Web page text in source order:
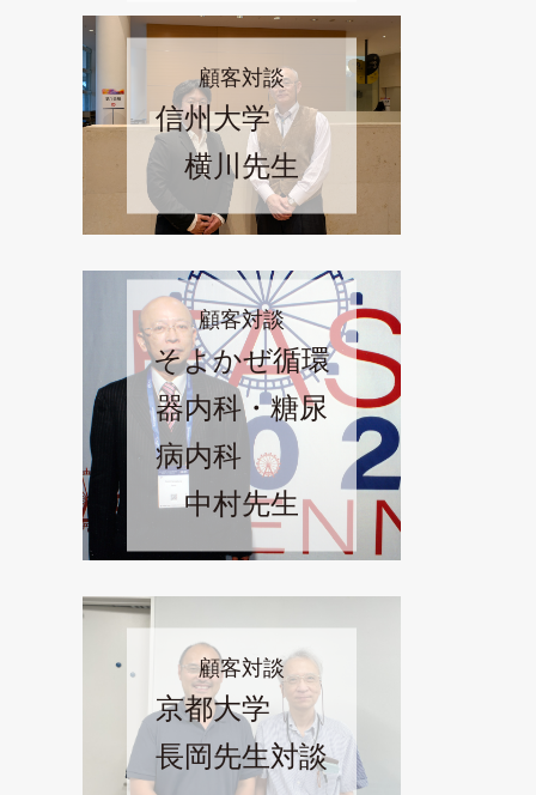
顧客対談
信州大学
横川先生
顧客対談
そよかぜ循環
器内科・糖尿
病内科
中村先生
顧客対談
京都大学
長岡先生対談